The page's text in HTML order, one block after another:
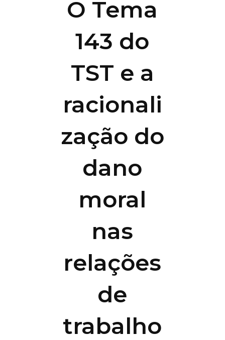
O Tema
143 do
TST e a
racionali
zação do
dano
moral
nas
relações
de
trabalho